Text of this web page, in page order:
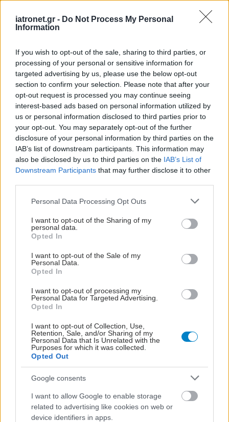
iatronet.gr - Do Not Process My Personal
Information
If you wish to opt-out of the sale, sharing to third parties, or
processing of your personal or sensitive information for
targeted advertising by us, please use the below opt-out
section to confirm your selection. Please note that after your
opt-out request is processed you may continue seeing
interest-based ads based on personal information utilized by
us or personal information disclosed to third parties prior to
your opt-out. You may separately opt-out of the further
disclosure of your personal information by third parties on the
IAB’s list of downstream participants. This information may
also be disclosed by us to third parties on the IAB’s List of
Downstream Participants that may further disclose it to other
Please note that this website/app uses one or more Google
not limited to your visit or usage behaviour. You may click to
grant or deny consent to Google and its third-party tags to
use your data for below specified purposes in below Google
consent section.
Personal Data Processing Opt Outs
I want to opt-out of the Sharing of my
personal data.
Opted In
I want to opt-out of the Sale of my
Personal Data.
Opted In
I want to opt-out of processing my
Personal Data for Targeted Advertising.
Opted In
I want to opt-out of Collection, Use,
Retention, Sale, and/or Sharing of my
Personal Data that Is Unrelated with the
Purposes for which it was collected.
Opted Out
Google consents
I want to allow Google to enable storage
related to advertising like cookies on web or
device identifiers in apps.